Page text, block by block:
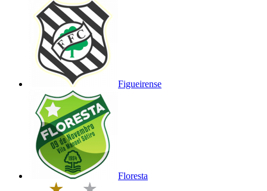
Figueirense
Floresta